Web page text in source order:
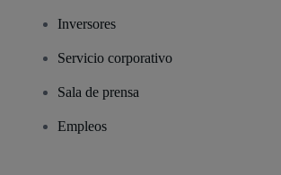
Inversores
Servicio corporativo
Sala de prensa
Empleos